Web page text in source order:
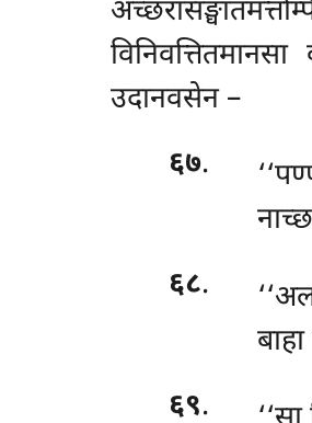
उदानवसेन –
६७.
६८.
६९.